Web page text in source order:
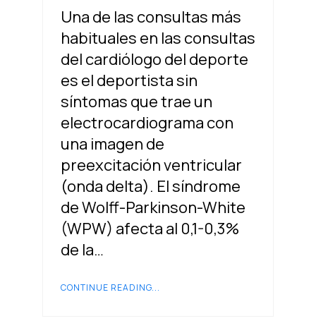
Una de las consultas más
habituales en las consultas
del cardiólogo del deporte
es el deportista sin
síntomas que trae un
electrocardiograma con
una imagen de
preexcitación ventricular
(onda delta). El síndrome
de Wolff-Parkinson-White
(WPW) afecta al 0,1-0,3%
de la…
CONTINUE READING...